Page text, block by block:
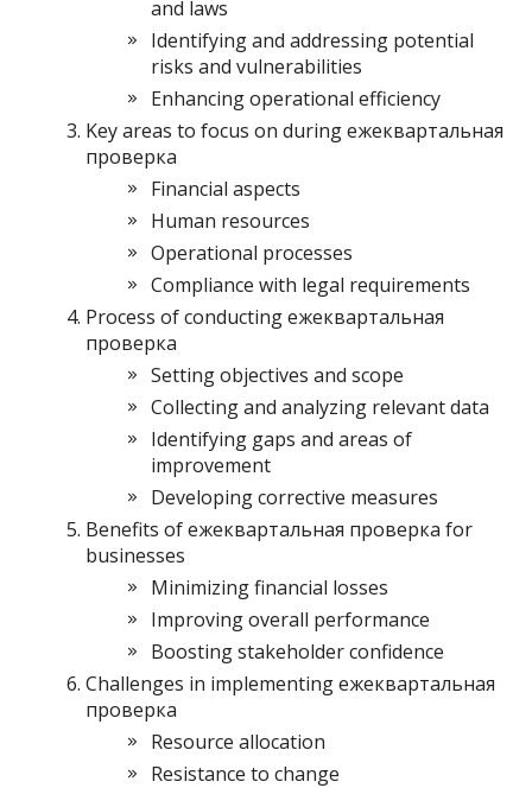
and laws
Identifying and addressing potential
risks and vulnerabilities
Enhancing operational efficiency
Key areas to focus on during ежеквартальная
проверка
Financial aspects
Human resources
Operational processes
Compliance with legal requirements
Process of conducting ежеквартальная
проверка
Setting objectives and scope
Collecting and analyzing relevant data
Identifying gaps and areas of
improvement
Developing corrective measures
Benefits of ежеквартальная проверка for
businesses
Minimizing financial losses
Improving overall performance
Boosting stakeholder confidence
Challenges in implementing ежеквартальная
проверка
Resource allocation
Resistance to change